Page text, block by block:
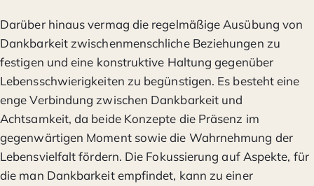
Darüber hinaus vermag die regelmäßige Ausübung von
Dankbarkeit zwischenmenschliche Beziehungen zu
festigen und eine konstruktive Haltung gegenüber
Lebensschwierigkeiten zu begünstigen. Es besteht eine
enge Verbindung zwischen Dankbarkeit und
Achtsamkeit, da beide Konzepte die Präsenz im
gegenwärtigen Moment sowie die Wahrnehmung der
Lebensvielfalt fördern. Die Fokussierung auf Aspekte, für
die man Dankbarkeit empfindet, kann zu einer